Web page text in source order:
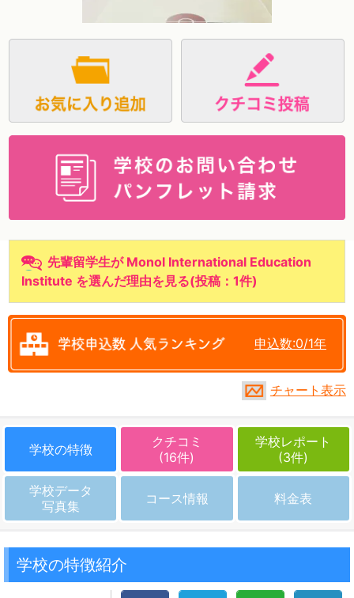
先輩留学生が Monol International Education
Institute を選んだ理由を見る(投稿：1件)
申込数:0/1年
チャート表示
学校の特徴
クチコミ
(16件)
学校レポート
(3件)
学校データ
写真集
コース情報 料金表
学校の特徴紹介